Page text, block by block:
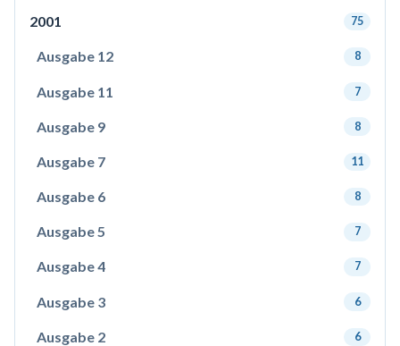
2001 75
Ausgabe 12 8
Ausgabe 11 7
Ausgabe 9 8
Ausgabe 7 11
Ausgabe 6 8
Ausgabe 5 7
Ausgabe 4 7
Ausgabe 3 6
Ausgabe 2 6